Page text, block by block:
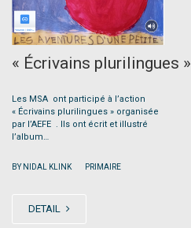
« Écrivains plurilingues »
Les MSA ont participé à l’action
« Écrivains plurilingues » organisée
par l’AEFE . Ils ont écrit et illustré
l’album…
BY NIDAL KLINK PRIMAIRE
DETAIL